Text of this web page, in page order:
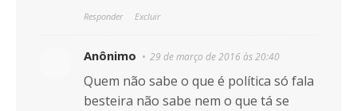
Responder Excluir
Anônimo 29 de março de 2016 às 20:40
Quem não sabe o que é política só fala
besteira não sabe nem o que tá se